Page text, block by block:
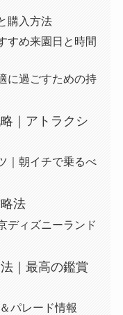
購入方法
すめ来園日と時間
に過ごすための持
｜アトラクシ
｜朝イチで乗るべ
法
ディズニーランド
｜最高の鑑賞
パレード情報